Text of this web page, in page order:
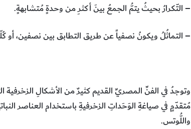
– التّكرارُ بحيثُ يتمُّ الجمعُ بينَ أكثرِ من وحدةٍ مُتشابهةٍ.
– التماثُلُ ويكونُ نصفياً عن طريق التطابق بين نصفين،
وتوجدُ في الفنِّ المصريِّ القديم كثيرٌ من الأشكالِ الزخرفية
مُتقدّمٍ في صياغةِ الوَحَداتِ الزخرفيةِ باستخدام العناصر
واللُّوتس.